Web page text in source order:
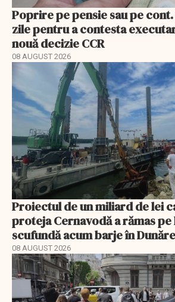
Poprire pe pensie sau pe cont.
zile pentru a contesta
nouă decizie CCR
08 AUGUST 2026
Proiectul de un miliard de lei
proteja Cernavodă a rămas
scufundă acum barje în Dunăre
08 AUGUST 2026